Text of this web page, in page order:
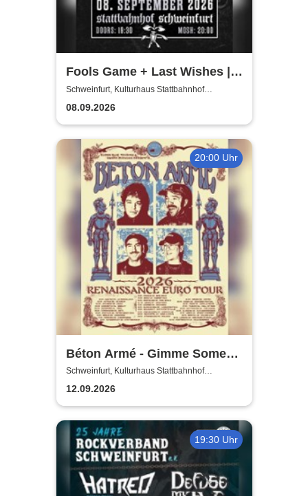
Fools Game + Last Wishes |
Gimme Some Action presents
Schweinfurt, Kulturhaus Stattbahnhof
Schweinfurt
08.09.2026
20:00 Uhr
Béton Armé - Gimme Some
Action presents
Schweinfurt, Kulturhaus Stattbahnhof
Schweinfurt
12.09.2026
19:30 Uhr